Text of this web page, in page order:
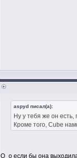
aspyd писал(а):
Ну у тебя же он есть,
Кроме того, Cube
О_о если бы она